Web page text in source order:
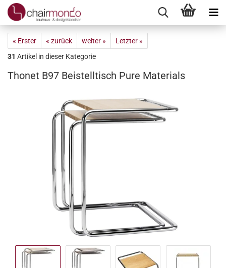
« Erster « zurück weiter »
Letzter »
31 Artikel in dieser Kategorie
Thonet B97 Beistelltisch Pure Materials